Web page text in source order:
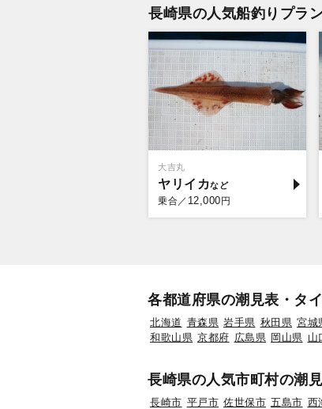
長崎県の人気船釣りプラ
大吉丸
ヤリイカ
乗合／ 12,000 円
各都道府県の潮見表・タ
北海道 青森県 岩手県 秋田県 宮城
和歌山県 京都府 広島県 岡山県 山
長崎県の人気市町村の潮
長崎市 平戸市 佐世保市 五島市 西